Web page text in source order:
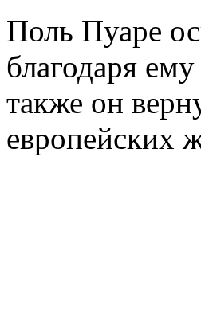
Поль Пуаре
благодаря
также он
европейских